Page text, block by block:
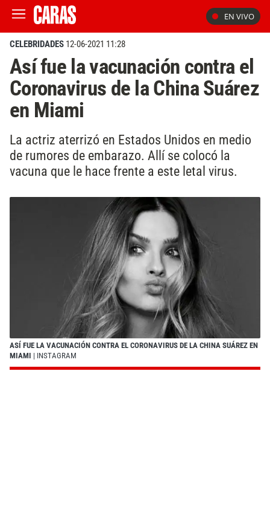
EN VIVO
CELEBRIDADES 12-06-2021 11:28
Así fue la vacunación contra el
Coronavirus de la China Suárez
en Miami
La actriz aterrizó en Estados Unidos en medio
de rumores de embarazo. Allí se colocó la
vacuna que le hace frente a este letal virus.
ASÍ FUE LA VACUNACIÓN CONTRA EL CORONAVIRUS DE LA CHINA SUÁREZ EN
MIAMI | INSTAGRAM